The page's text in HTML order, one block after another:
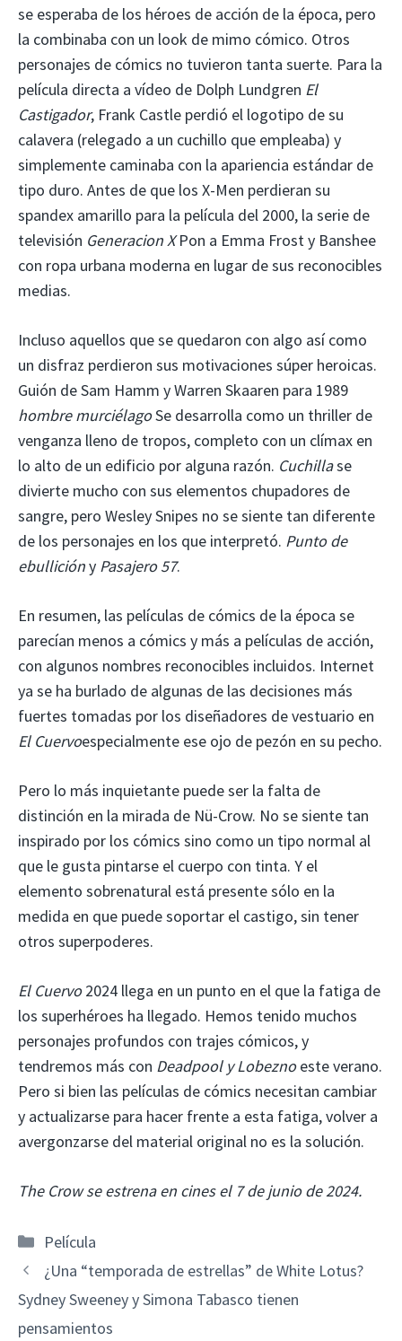
se esperaba de los héroes de acción de la época, pero
la combinaba con un look de mimo cómico. Otros
personajes de cómics no tuvieron tanta suerte. Para la
película directa a vídeo de Dolph Lundgren El
Castigador, Frank Castle perdió el logotipo de su
calavera (relegado a un cuchillo que empleaba) y
simplemente caminaba con la apariencia estándar de
tipo duro. Antes de que los X-Men perdieran su
spandex amarillo para la película del 2000, la serie de
televisión Generacion XPon a Emma Frost y Banshee
con ropa urbana moderna en lugar de sus reconocibles
medias.
Incluso aquellos que se quedaron con algo así como
un disfraz perdieron sus motivaciones súper heroicas.
Guión de Sam Hamm y Warren Skaaren para 1989
hombre murciélagoSe desarrolla como un thriller de
venganza lleno de tropos, completo con un clímax en
lo alto de un edificio por alguna razón. Cuchillase
divierte mucho con sus elementos chupadores de
sangre, pero Wesley Snipes no se siente tan diferente
de los personajes en los que interpretó. Punto de
ebullicióny Pasajero 57.
En resumen, las películas de cómics de la época se
parecían menos a cómics y más a películas de acción,
con algunos nombres reconocibles incluidos. Internet
ya se ha burlado de algunas de las decisiones más
fuertes tomadas por los diseñadores de vestuario en
El Cuervoespecialmente ese ojo de pezón en su pecho.
Pero lo más inquietante puede ser la falta de
distinción en la mirada de Nü-Crow. No se siente tan
inspirado por los cómics sino como un tipo normal al
que le gusta pintarse el cuerpo con tinta. Y el
elemento sobrenatural está presente sólo en la
medida en que puede soportar el castigo, sin tener
otros superpoderes.
El Cuervo2024 llega en un punto en el que la fatiga de
los superhéroes ha llegado. Hemos tenido muchos
personajes profundos con trajes cómicos, y
tendremos más con Deadpool y Lobeznoeste verano.
Pero si bien las películas de cómics necesitan cambiar
y actualizarse para hacer frente a esta fatiga, volver a
avergonzarse del material original no es la solución.
The Crow se estrena en cines el 7 de junio de 2024.
Categorías
Película
¿Una “temporada de estrellas” de White Lotus?
Sydney Sweeney y Simona Tabasco tienen
pensamientos